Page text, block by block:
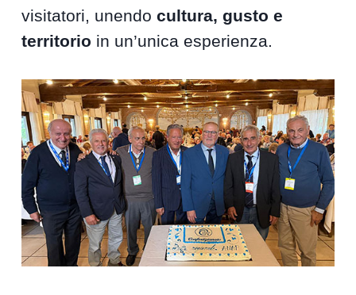
visitatori, unendocultura, gusto e
territorio in un’unica esperienza.